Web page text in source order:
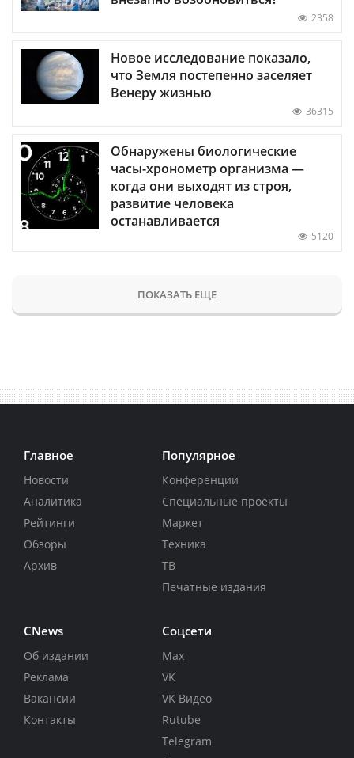
2358
Новое исследование показало,
что Земля постепенно заселяет
Венеру жизнью
36315
Обнаружены биологические
часы-хронометр организма —
когда они выходят из строя,
развитие человека
останавливается
5120
ПОКАЗАТЬ ЕЩЕ
Главное
Новости
Аналитика
Рейтинги
Обзоры
Архив
Популярное
Конференции
Специальные проекты
Маркет
Техника
ТВ
Печатные издания
CNews
Об издании
Реклама
Вакансии
Контакты
Соцсети
Max
VK
VK Видео
Rutube
Telegram